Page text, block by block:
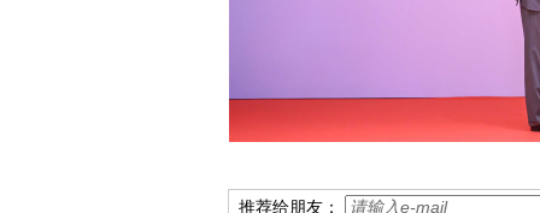
推荐给朋友：